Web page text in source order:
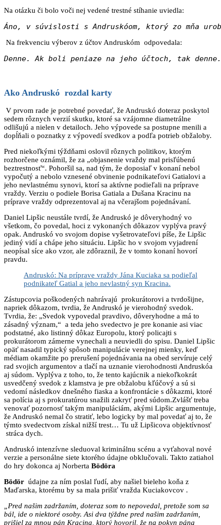
Na otázku či bolo voči nej vedené trestné stíhanie uviedla:
Áno, v súvislosti s Andruskóom, ktorý zo mňa
Na frekvenciu výberov z účtov Andruskóm odpovedala:
Denne. Ak boli peniaze na jeho účtoch, tak
Ako Andruskó rozdal karty
V prvom rade je potrebné povedať, že Andruskó doteraz poskytol
sedem rôznych verzií skutku, ktoré sa vzájomne diametrálne
odlišujú a nielen v detailoch. Jeho výpovede sa postupne menili a
dopĺňali o poznatky z výpovedí svedkov a podľa potrieb obžaloby.
Pred niekoľkými týždňami oslovil rôznych politikov, ktorým
rozhorčene oznámil, že za „objasnenie vraždy mal prisľúbenú
beztrestnosť“. Pohoršil sa, nad tým, že doposiaľ v konaní nebol
vypočutý a nebolo vznesené obvinenie podnikateľovi Gatialovi a
jeho nevlastnému synovi, ktorí sa aktívne podieľali na príprave
vraždy. Verziu o podiele Borisa Gatiala a Dušana Kracinu na
príprave vraždy odprezentoval aj na včerajšom pojednávaní.
Daniel Lipšic neustále tvrdí, že Andruskó je dôveryhodný vo
všetkom, čo povedal, hoci z vykonaných dôkazov vyplýva pravý
opak. Andruskó vo svojom dopise vyšetrovateľovi píše, že Lipšic
jediný vidí a chápe jeho situáciu. Lipšic ho v svojom vyjadrení
neopísal síce ako vzor, ale zdôraznil, že v tomto konaní hovorí
pravdu.
Andruskó: Na príprave vraždy Jána Kuciaka sa podieľal
podnikateľ Gatial a jeho nevlastný syn Kracina.
Zástupcovia poškodených nahrávajú prokurátorovi a tvrdošijne,
napriek dôkazom, tvrdia, že Andruskó je vierohodný svedok.
Tvrdia, že: „Svedok vypovedal pravdivo, dôveryhodne a má to
zásadný význam,“ a teda jeho svedectvo je pre konanie asi viac
podstatné, ako listinný dôkaz Europolu, ktorý policajti s
prokurátorom zámerne vynechali a neuviedli do spisu. Daniel Lipšic
opäť nasadil typický spôsob manipulácie verejnej mienky, keď
médiam okamžite po prerušení pojednávania na obed servíruje celý
rad svojich argumentov a tlačí na uznanie vierohodnosti Andruskóa
aj súdom. Vyplýva z toho, to, že tento kajúcnik a niekoľkokrát
usvedčený svedok z klamstva je pre obžalobu kľúčový a sú si
vedomí následkov dnešného fiaska a konfrontácie s dôkazmi, ktoré
sa polícia aj s prokuratúrou snažili zakryť pred súdom.Zvlášť treba
venovať pozornosť takým manipuláciám, akými Lipšic argumentuje,
že Andruskó nemal čo stratiť, lebo logicky by mal povedať aj to, že
týmto svedectvom získal nižší trest… Tu už Lipšicova objektívnosť
stráca dych.
Andruskó intenzívne sleduoval kriminálnu scénu a vyťahoval nové
verzie a personálne siete ktorého údajne obklučovali. Takto zatiahol
do hry dokonca aj Norberta Bödöra
Bödör údajne za ním poslal ľudí, aby našiel bieleho koňa z
Maďarska, ktorému by sa mala prišiť vražda Kuciakovcov .
„Pred našim zadržaním, doteraz som to nepovedal, pretože som sa
bál, ide o niektoré osoby. Asi dva týždne pred našim zadržaním,
prišiel za mnou pán Kracina, ktorý hovoril, že na pokyn pána